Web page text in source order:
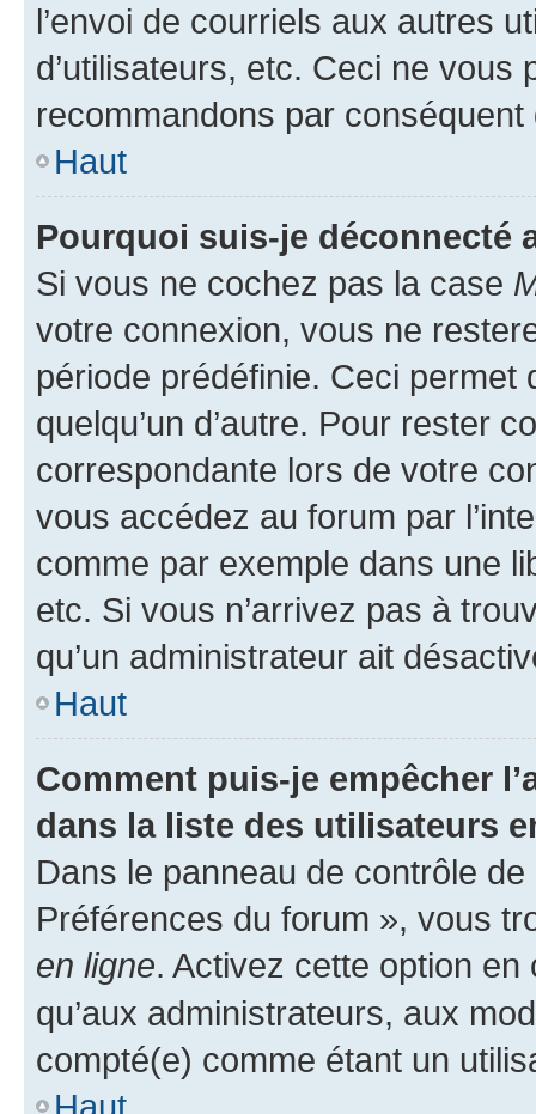
l’envoi de courriels aux autres
d’utilisateurs, etc. Ceci ne vous
recommandons par conséquent
Haut
Pourquoi suis-je déconnecté
Si vous ne cochez pas la case
votre connexion, vous ne
période prédéfinie. Ceci permet
quelqu’un d’autre. Pour rester
correspondante lors de votre
vous accédez au forum par
comme par exemple dans une
etc. Si vous n’arrivez pas à
qu’un administrateur ait
Haut
Comment puis-je empêcher
dans la liste des utilisateurs
Dans le panneau de contrôle
Préférences du forum », vous
en ligne. Activez cette option
qu’aux administrateurs, aux
compté(e) comme étant un